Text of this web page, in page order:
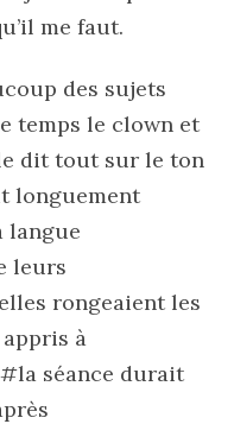
me faut.
des sujets
temps le clown et
dit tout sur le ton
longuement
langue
leurs
rongeaient les
appris à
séance durait